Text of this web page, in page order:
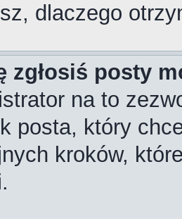
dlaczego
zgłosiś posty
na to
posta, który
kroków,